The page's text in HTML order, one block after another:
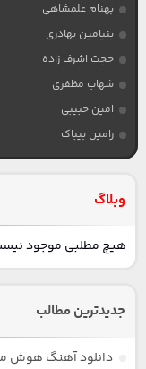
بهنام علمشاهی
بنیامین بهادری
حجت اشرف زاده
شهاب مظفری
امین حبیبی
رامین بیباک
وبلاگ
هیچ مطلبی موجود
جدیدترین مطالب
دانلود آهنگ هوش